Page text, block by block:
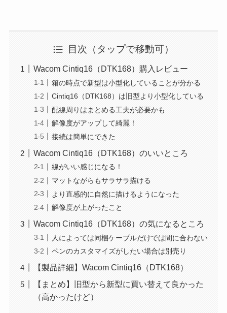
目次（タップで移動可）
Wacom Cintiq16（DTK168）購入レビュー
箱の時点で新型は小型化していることが分かる
Cintiq16（DTK168）は旧型より小型化している
配線周りはまとめる工夫が必要かも
解像度がアップして綺麗！
接続は簡単にできた
Wacom Cintiq16（DTK168）のいいところ
線がいい感じになる！
マットながらもサラサラ描ける
より直感的に自然に描けるようになった
解像度が上がったこと
Wacom Cintiq16（DTK168）の気になるところ
人によっては同梱ケーブルだけでは間に合わない
ペンのカスタマイズがしたい場合は別売り
【製品詳細】Wacom Cintiq16（DTK168）
【まとめ】旧型から新型に買い替えて良かった
（高かったけど）